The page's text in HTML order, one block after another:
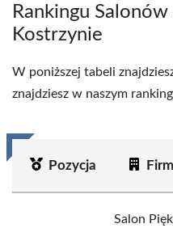
Rankingu
Kostrzynie
W poniższej tabeli
znajdziesz w naszym
Pozycja
Salon